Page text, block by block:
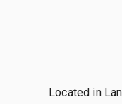
Located in